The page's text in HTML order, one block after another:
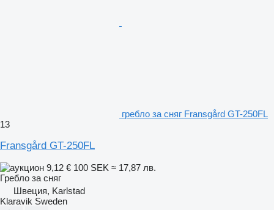
гребло за сняг Fransgård GT-250FL
13
Fransgård GT-250FL
9,12 € 100 SEK ≈ 17,87 лв.
Гребло за сняг
Швеция, Karlstad
Klaravik Sweden